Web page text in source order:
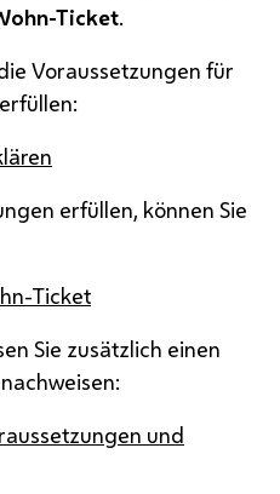
Ticket.
Voraussetzungen für
erfüllen, können Sie
Ticket
Sie zusätzlich einen
und